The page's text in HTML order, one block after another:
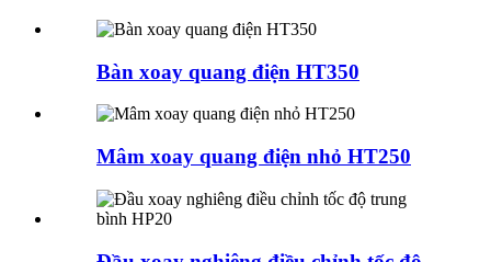
Bàn xoay quang điện HT350
Mâm xoay quang điện nhỏ HT250